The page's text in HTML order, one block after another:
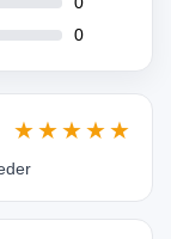
0
★★★★★